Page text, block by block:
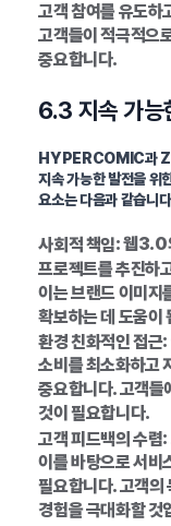
고객 참여를 유도하
고객들이 적극적으
중요합니다.
6.3 지속 가능
HYPERCOMIC과
지속 가능한 발전을 위
요소는 다음과 같습니
사회적 책임: 웹3.0
프로젝트를 추진하
이는 브랜드 이미지
확보하는 데 도움이
환경 친화적인 접근:
소비를 최소화하고
중요합니다. 고객들
것이 필요합니다.
고객 피드백의 수렴:
이를 바탕으로 서비
필요합니다. 고객의
경험을 극대화할 것